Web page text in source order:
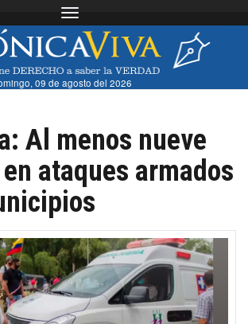
Toggle navigation
09 de agosto del 2026
Al menos nueve
ataques armados